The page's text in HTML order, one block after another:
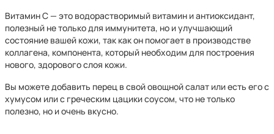
Витамин С — это водорастворимый витамин и антиоксидант,
полезный не только для иммунитета, но и улучшающий
состояние вашей кожи, так как он помогает в производстве
коллагена, компонента, который необходим для построения
нового, здорового слоя кожи.
Вы можете добавить перец в свой овощной салат или есть его с
хумусом или с греческим цацики соусом, что не только
полезно, но и очень вкусно.